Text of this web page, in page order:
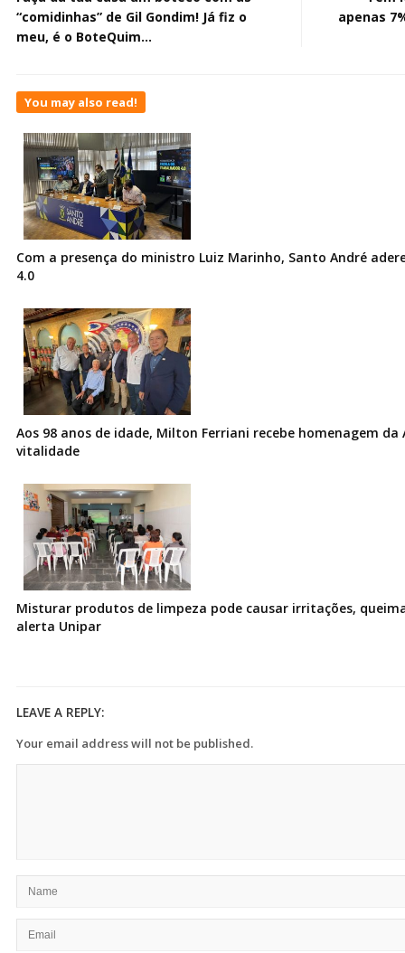
“comidinhas” de Gil Gondim! Já fiz o
meu, é o BoteQuim…
apenas
You may also read!
Com a presença do ministro Luiz Marinho, Santo André
4.0
Aos 98 anos de idade, Milton Ferriani recebe homenagem da
vitalidade
Misturar produtos de limpeza pode causar irritações,
alerta Unipar
LEAVE A REPLY:
Your email address will not be published.